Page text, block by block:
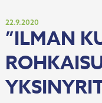
”ILMAN
Julkaistu
22.9.2020